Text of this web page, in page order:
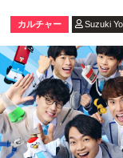
カルチャー Suzuki